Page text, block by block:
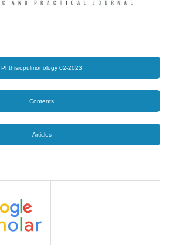
Phthisiopulmonology 02-2023
Contents
Articles